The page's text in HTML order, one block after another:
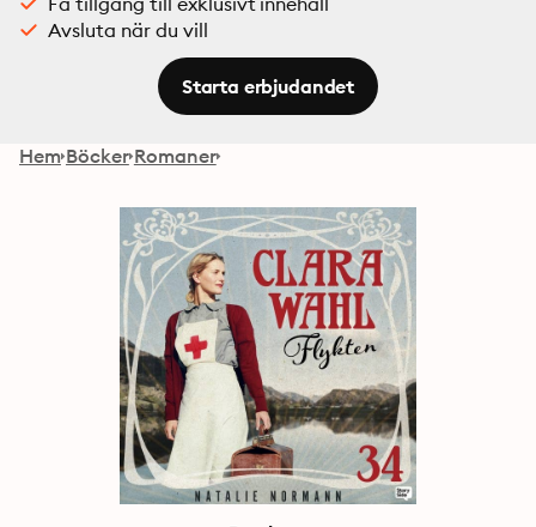
Avsluta när du vill
Starta erbjudandet
Hem Böcker Romaner